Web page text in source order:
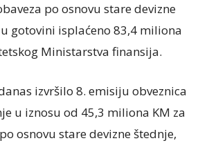
po osnovu stare devizne
gotovini isplaćeno 83,4 miliona
Ministarstva finansija.
izvršilo 8. emisiju obveznica
u iznosu od 45,3 miliona KM za
osnovu stare devizne štednje,